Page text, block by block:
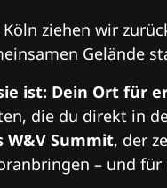
ziehen wir
Gelände
ist: Dein Ort für
die du direkt in
W&V Summit, der
– und